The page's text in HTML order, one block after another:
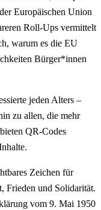
Europäischen Union
Roll-Ups vermittelt
warum es die EU
Bürger*innen
jeden Alters –
zu allen, die mehr
QR-Codes
Zeichen für
Frieden und Solidarität.
vom 9. Mai 1950